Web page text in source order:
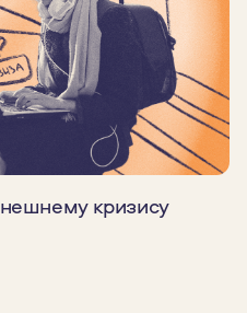
кризису